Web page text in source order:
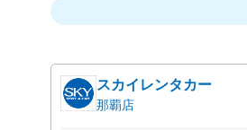
スカイレンタカー
那覇店